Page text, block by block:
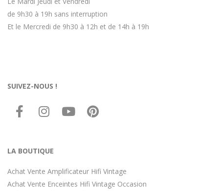
de 9h30 à 19h sans interruption
Et le Mercredi de 9h30 à 12h et de 14h à 19h
SUIVEZ-NOUS !
LA BOUTIQUE
Achat Vente Amplificateur Hifi Vintage
Achat Vente Enceintes Hifi Vintage Occasion